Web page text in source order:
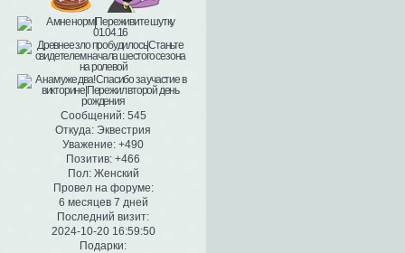
Сообщений:545
Откуда: Эквестрия
Уважение: +490
Позитив: +466
Пол:Женский
Провел на форуме:
6 месяцев 7 дней
Последний визит:
2024-10-20 16:59:50
Подарки: